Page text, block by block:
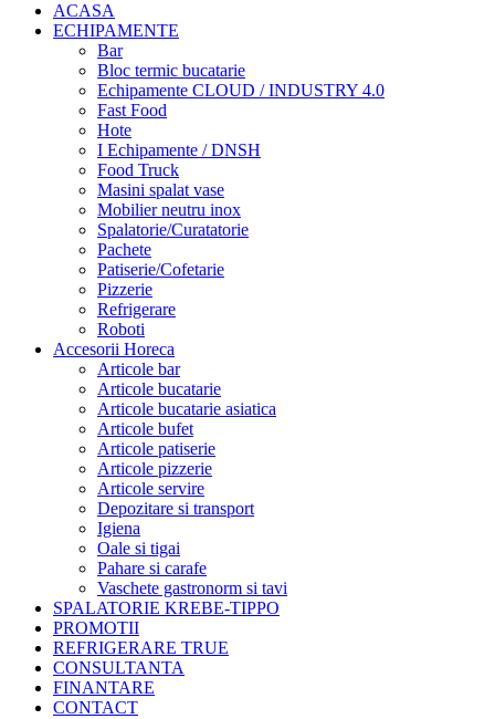
ACASA
ECHIPAMENTE
Bar
Bloc termic bucatarie
Echipamente CLOUD / INDUSTRY 4.0
Fast Food
Hote
I Echipamente / DNSH
Food Truck
Masini spalat vase
Mobilier neutru inox
Spalatorie/Curatatorie
Pachete
Patiserie/Cofetarie
Pizzerie
Refrigerare
Roboti
Accesorii Horeca
Articole bar
Articole bucatarie
Articole bucatarie asiatica
Articole bufet
Articole patiserie
Articole pizzerie
Articole servire
Depozitare si transport
Igiena
Oale si tigai
Pahare si carafe
Vaschete gastronorm si tavi
SPALATORIE KREBE-TIPPO
PROMOTII
REFRIGERARE TRUE
CONSULTANTA
FINANTARE
CONTACT